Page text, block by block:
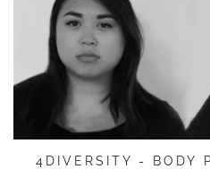
4DIVERSITY - BODY